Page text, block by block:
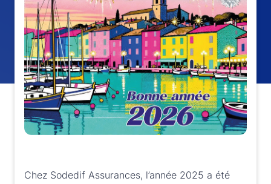
Chez Sodedif Assurances, l’année 2025 a été